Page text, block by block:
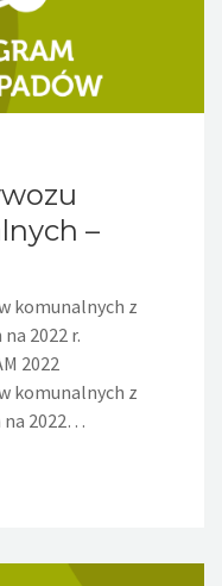
–
komunalnych z
2022 r.
2022
komunalnych z
na 2022…